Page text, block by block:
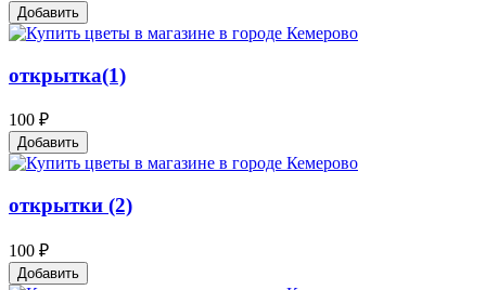
Добавить
открытка(1)
100 ₽
Добавить
открытки (2)
100 ₽
Добавить